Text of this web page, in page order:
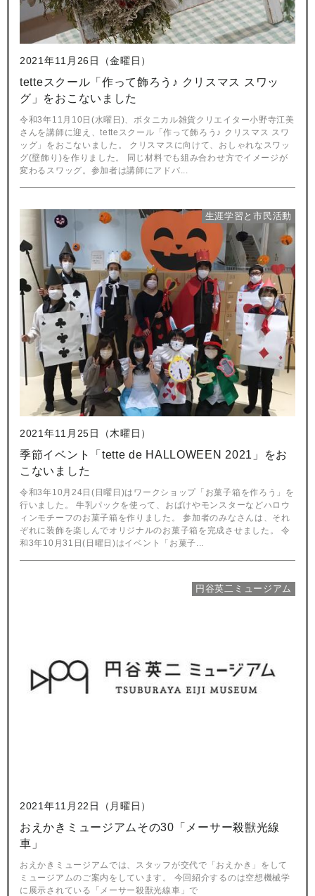
2021年11月26日（金曜日）
tetteスクール「作って飾ろう♪ クリスマス スワッ
グ」をおこないました
令和3年11月10日(水曜日)、ボタニカル雑貨クリエイター小野寺江美
さんを講師に迎え、tetteスクール「作って飾ろう♪ クリスマス スワ
ッグ」をおこないました。 クリスマスに向けて、おしゃれなスワッ
グ(壁飾り)を作りました。 同じ材料でも組み合わせ方でイメージが
変わるスワッグ。参加者は講師にアドバ...
2021年11月25日（木曜日）
生涯学習と市民活動
季節イベント「tette de HALLOWEEN 2021」をお
こないました
令和3年10月24日(日曜日)はワークショップ「お菓子箱を作ろう」を
行いました。 牛乳パックを使って、おばけやモンスターなどハロウ
ィンモチーフのお菓子箱を作りました。 参加者のみなさんは、それ
ぞれに装飾を楽しんでオリジナルのお菓子箱を完成させました。 令
和3年10月31日(日曜日)はイベント「お菓子...
2021年11月22日（月曜日）
円谷英二ミュージアム
おえかきミュージアムその30「メーサー殺獣光線
車」
おえかきミュージアムでは、スタッフが交代で「おえかき」をして
ミュージアムのご案内をしています。 今回紹介するのは空想機械学
に展示されている「メーサー殺獣光線車」で